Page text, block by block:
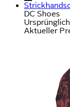
DC Shoes
Aktueller